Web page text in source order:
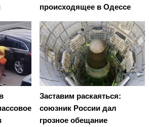
происходящее в Одессе
Заставим раскаяться:
союзник России дал
грозное обещание